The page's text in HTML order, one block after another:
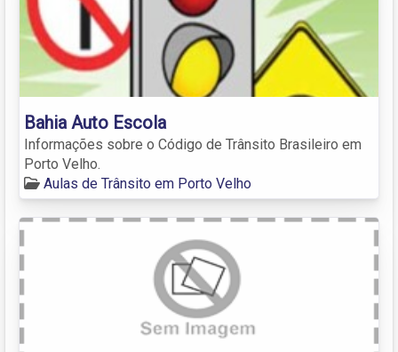
Bahia Auto Escola
Informações sobre o Código de Trânsito Brasileiro em
Porto Velho.
Aulas de Trânsito em Porto Velho